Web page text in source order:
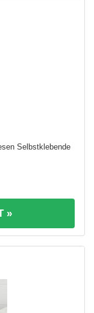
Selbstklebende
»